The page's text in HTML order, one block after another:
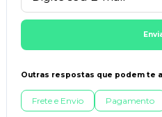
Outras respostas que podem te
Frete e Envio Pagamento